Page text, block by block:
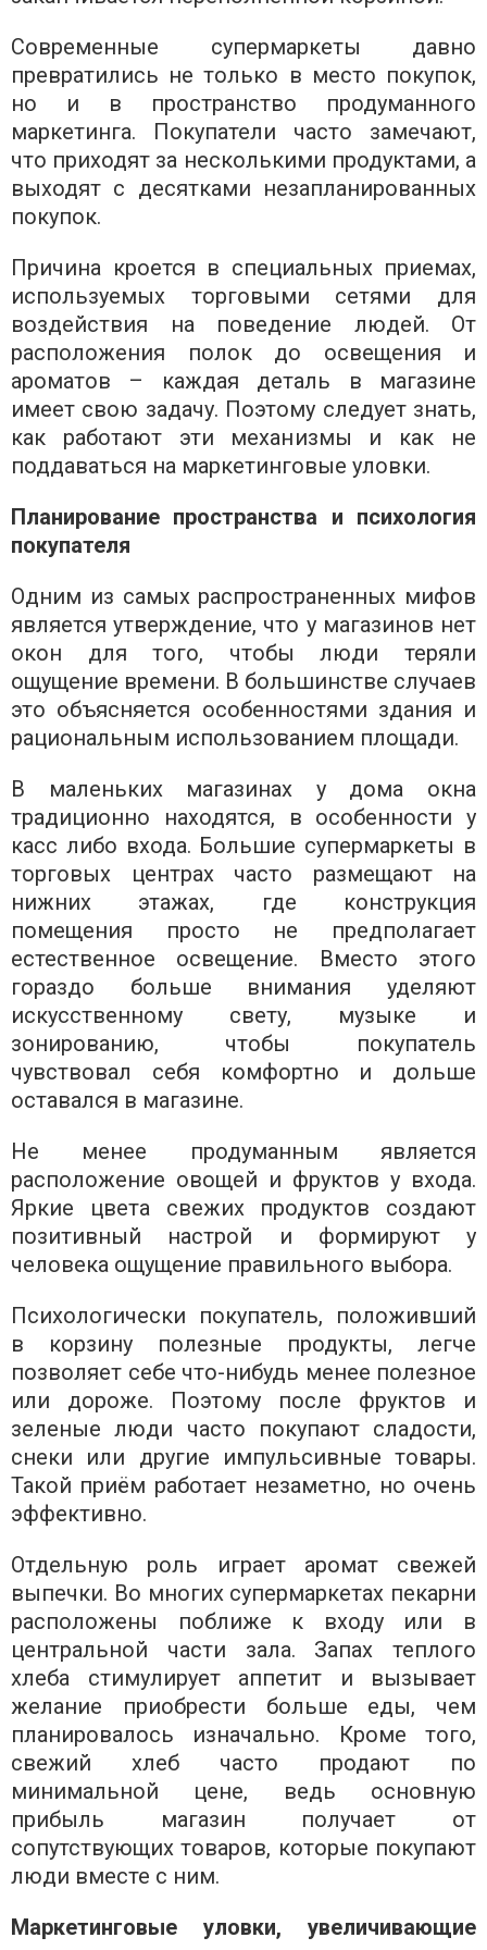
Современные супермаркеты давно
превратились не только в место покупок,
но и в пространство продуманного
маркетинга. Покупатели часто замечают,
что приходят за несколькими продуктами, а
выходят с десятками незапланированных
покупок.
Причина кроется в специальных приемах,
используемых торговыми сетями для
воздействия на поведение людей. От
расположения полок до освещения и
ароматов – каждая деталь в магазине
имеет свою задачу. Поэтому следует знать,
как работают эти механизмы и как не
поддаваться на маркетинговые уловки.
Планирование пространства и психология
покупателя
Одним из самых распространенных мифов
является утверждение, что у магазинов нет
окон для того, чтобы люди теряли
ощущение времени. В большинстве случаев
это объясняется особенностями здания и
рациональным использованием площади.
В маленьких магазинах у дома окна
традиционно находятся, в особенности у
касс либо входа. Большие супермаркеты в
торговых центрах часто размещают на
нижних этажах, где конструкция
помещения просто не предполагает
естественное освещение. Вместо этого
гораздо больше внимания уделяют
искусственному свету, музыке и
зонированию, чтобы покупатель
чувствовал себя комфортно и дольше
оставался в магазине.
Не менее продуманным является
расположение овощей и фруктов у входа.
Яркие цвета свежих продуктов создают
позитивный настрой и формируют у
человека ощущение правильного выбора.
Психологически покупатель, положивший
в корзину полезные продукты, легче
позволяет себе что-нибудь менее полезное
или дороже. Поэтому после фруктов и
зеленые люди часто покупают сладости,
снеки или другие импульсивные товары.
Такой приём работает незаметно, но очень
эффективно.
Отдельную роль играет аромат свежей
выпечки. Во многих супермаркетах пекарни
расположены поближе к входу или в
центральной части зала. Запах теплого
хлеба стимулирует аппетит и вызывает
желание приобрести больше еды, чем
планировалось изначально. Кроме того,
свежий хлеб часто продают по
минимальной цене, ведь основную
прибыль магазин получает от
сопутствующих товаров, которые покупают
люди вместе с ним.
Маркетинговые уловки, увеличивающие